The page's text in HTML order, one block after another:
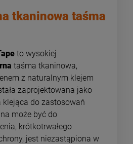
tkaninowa taśma
to wysokiej
taśma tkaninowa,
z naturalnym klejem
zaprojektowana jako
do zastosowań
może być do
krótkotrwałego
jest niezastąpiona w